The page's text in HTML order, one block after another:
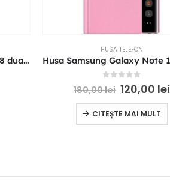
Husa Samsung Galaxy J6 2018 dual layer cover neagra EF-PJ600CBEGWW
HUSA TELEFON
out of 5
180,00lei 120,00 lei
CITEȘTE MAI MULT